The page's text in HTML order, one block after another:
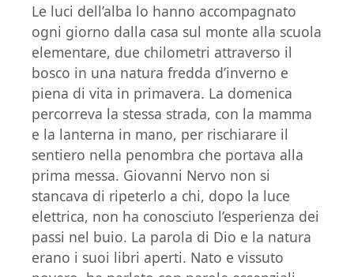
Le luci dell’alba lo hanno accompagnato
ogni giorno dalla casa sul monte alla scuola
elementare, due chilometri attraverso il
bosco in una natura fredda d’inverno e
piena di vita in primavera. La domenica
percorreva la stessa strada, con la mamma
e la lanterna in mano, per rischiarare il
sentiero nella penombra che portava alla
prima messa. Giovanni Nervo non si
stancava di ripeterlo a chi, dopo la luce
elettrica, non ha conosciuto l’esperienza dei
passi nel buio. La parola di Dio e la natura
erano i suoi libri aperti. Nato e vissuto